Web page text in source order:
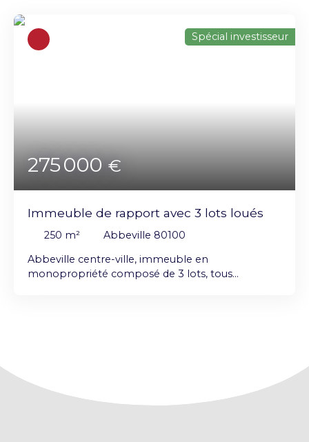
mois 2e étage : Un T3 de 50 m², loué 400 € / mois
Un T2 de 40 m², loué 400 € / mois Chaque
275 000€
Spécial investisseur
Immeuble de rapport avec 3 lots loués
250 m²
Abbeville 80100
Abbeville centre-ville, immeuble en
monopropriété composé de 3 lots, tous
HC. 2e étage : T2 de 50 m² : cuisine ouverte sur
séjour, salle d'eau/WC, chambre, grenier.